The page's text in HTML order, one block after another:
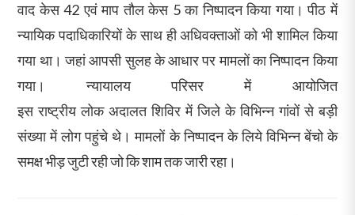
वाद केस 42 एवं माप तौल केस 5 का निष्पादन किया गया। पीठ में
न्यायिक पदाधिकारियों के साथ ही अधिवक्ताओं को भी शामिल किया
गया था। जहां आपसी सुलह के आधार पर मामलों का निष्पादन किया
गया। न्यायालय परिसर में आयोजित
इस राष्ट्रीय लोक अदालत शिविर में जिले के विभिन्न गांवों से बड़ी
संख्या में लोग पहुंचे थे। मामलों के निष्पादन के लिये विभिन्न बेंचो के
समक्ष भीड़ जुटी रही जो कि शाम तक जारी रहा।